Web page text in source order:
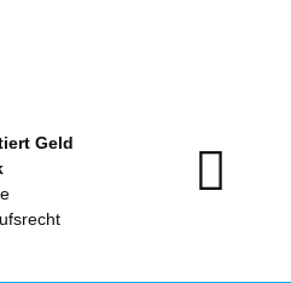
Geld